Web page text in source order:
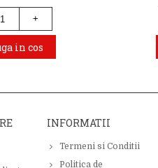
+
in cos
INFORMATII
Termeni si Conditii
Politica de